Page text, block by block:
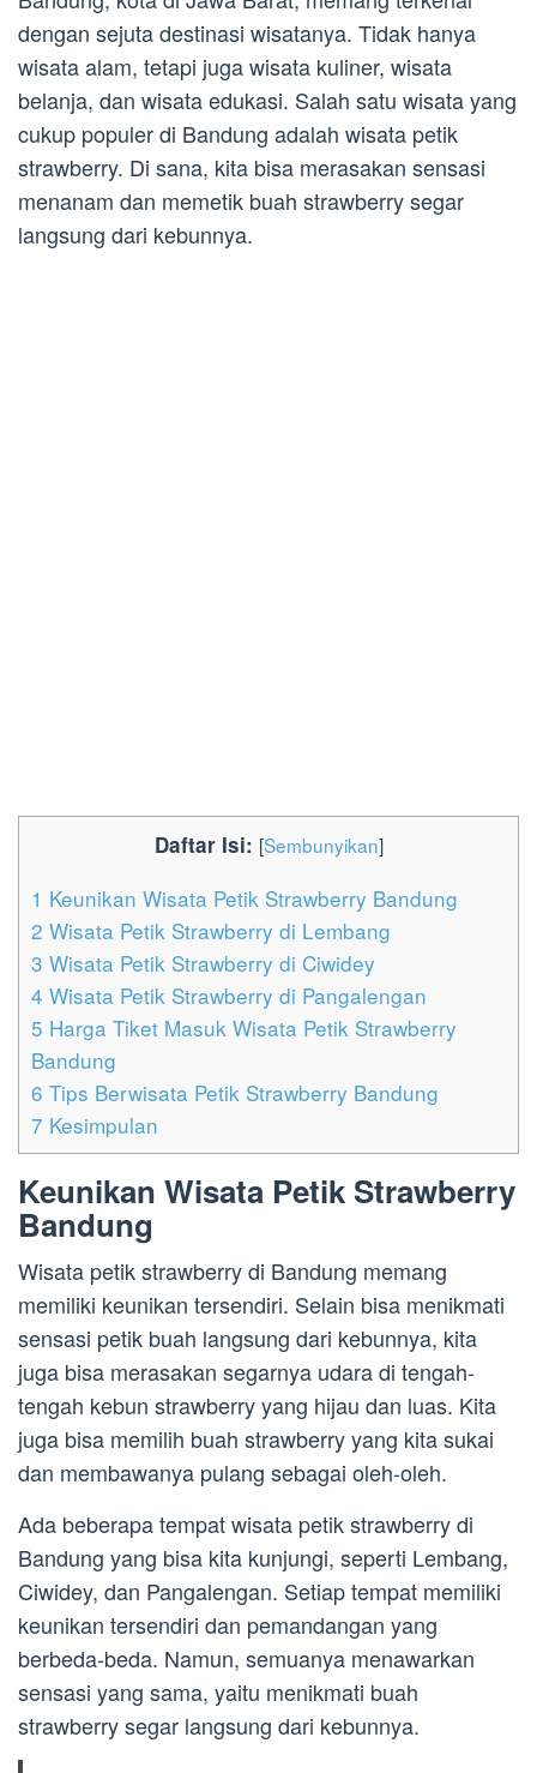
dengan sejuta destinasi wisatanya. Tidak hanya
wisata alam, tetapi juga wisata kuliner, wisata
belanja, dan wisata edukasi. Salah satu wisata yang
cukup populer di Bandung adalah wisata petik
strawberry. Di sana, kita bisa merasakan sensasi
menanam dan memetik buah strawberry segar
langsung dari kebunnya.
Daftar Isi: [Sembunyikan]
1 Keunikan Wisata Petik Strawberry Bandung
2 Wisata Petik Strawberry di Lembang
3 Wisata Petik Strawberry di Ciwidey
4 Wisata Petik Strawberry di Pangalengan
5 Harga Tiket Masuk Wisata Petik Strawberry
Bandung
6 Tips Berwisata Petik Strawberry Bandung
7 Kesimpulan
Keunikan Wisata Petik Strawberry
Bandung
Wisata petik strawberry di Bandung memang
memiliki keunikan tersendiri. Selain bisa menikmati
sensasi petik buah langsung dari kebunnya, kita
juga bisa merasakan segarnya udara di tengah-
tengah kebun strawberry yang hijau dan luas. Kita
juga bisa memilih buah strawberry yang kita sukai
dan membawanya pulang sebagai oleh-oleh.
Ada beberapa tempat wisata petik strawberry di
Bandung yang bisa kita kunjungi, seperti Lembang,
Ciwidey, dan Pangalengan. Setiap tempat memiliki
keunikan tersendiri dan pemandangan yang
berbeda-beda. Namun, semuanya menawarkan
sensasi yang sama, yaitu menikmati buah
strawberry segar langsung dari kebunnya.